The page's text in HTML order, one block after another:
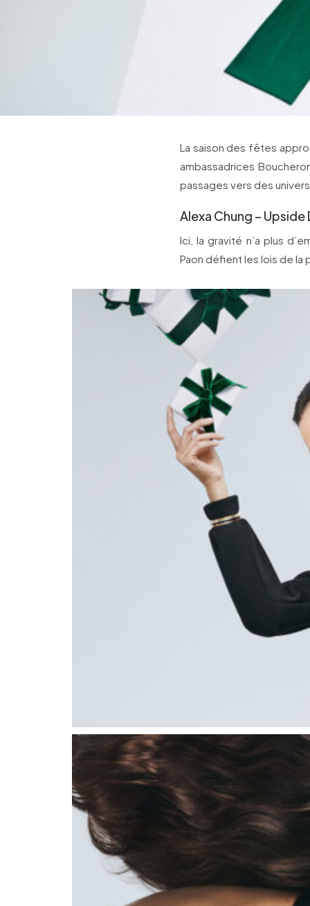
La saison des fêtes
ambassadrices
passages vers des
Alexa Chung – Upside
Ici, la gravité n’a plus
Paon défient les lois de